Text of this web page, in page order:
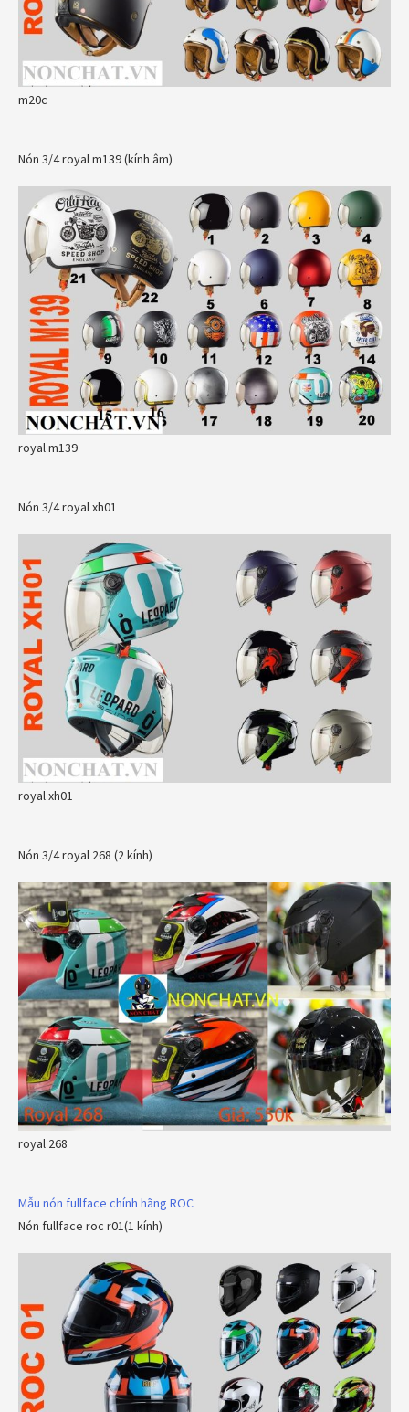
m20c
Nón 3/4 royal m139 (kính âm)
royal m139
Nón 3/4 royal xh01
royal xh01
Nón 3/4 royal 268 (2 kính)
royal 268
Mẫu nón fullface chính hãng ROC
Nón fullface roc r01(1 kính)